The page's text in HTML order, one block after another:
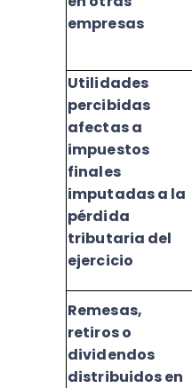
empresas
Utilidades
percibidas
afectas a
impuestos
finales
imputadas a la
pérdida
tributaria del
ejercicio
Remesas,
retiros o
dividendos
distribuidos en